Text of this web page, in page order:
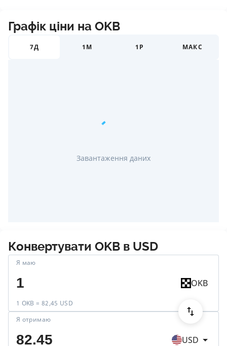
Графік ціни на OKB
7Д 1М 1Р МАКС
Завантаження даних
Конвертувати OKB в USD
Я маю
1 OKB = 82,45 USD
OKB
Я отримаю
USD